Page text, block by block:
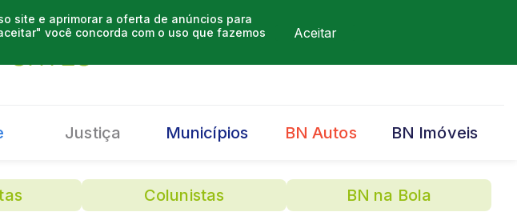
site e aprimorar a oferta de anúncios para
você concorda com o uso que fazemos
Aceitar
Justiça Municípios BN Autos BN Imóveis
Colunistas BN na Bola